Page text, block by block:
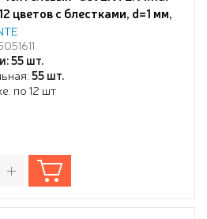
цветов с блестками, d=1 мм,
матовый корпус, сменный
в картонной коробке
55 шт.
55 шт.
по 12 шт